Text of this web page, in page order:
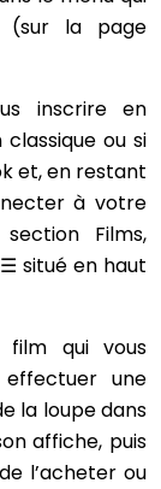
(sur la page
inscrire en
ou si
et, en restant
à votre
Films,
situé en haut
qui vous
une
la loupe dans
affiche, puis
l’acheter ou